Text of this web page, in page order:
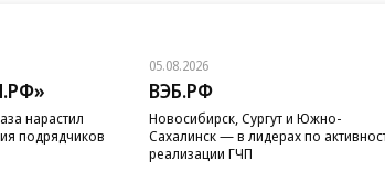
нарастил
подрядчиков
05.08.2026
ВЭБ.РФ
Новосибирск, Сургут и Южно-
Сахалинск — в лидерах по
реализации ГЧП